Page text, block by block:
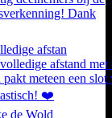
afstan
de Wold